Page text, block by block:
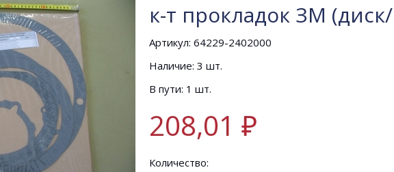
к-т прокладок ЗМ
Артикул: 64229-2402000
Наличие: 3 шт.
В пути: 1 шт.
208,01 ₽
Количество: